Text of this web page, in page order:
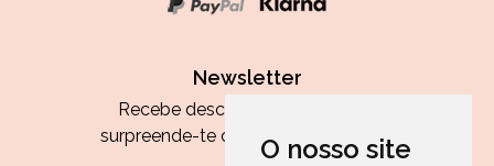
O nosso site
Newsletter
Recebe descontos exclusivos e
surpreende-te com as nossas dicas.